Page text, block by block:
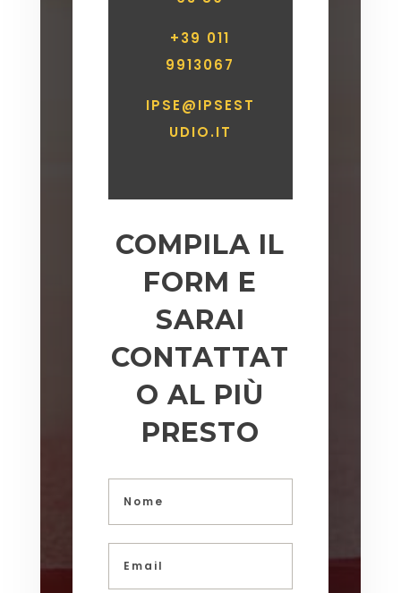
+39 011
9913067
IPSE@IPSEST
UDIO.IT
COMPILA IL
FORM E
SARAI
CONTATTAT
O AL PIÙ
PRESTO